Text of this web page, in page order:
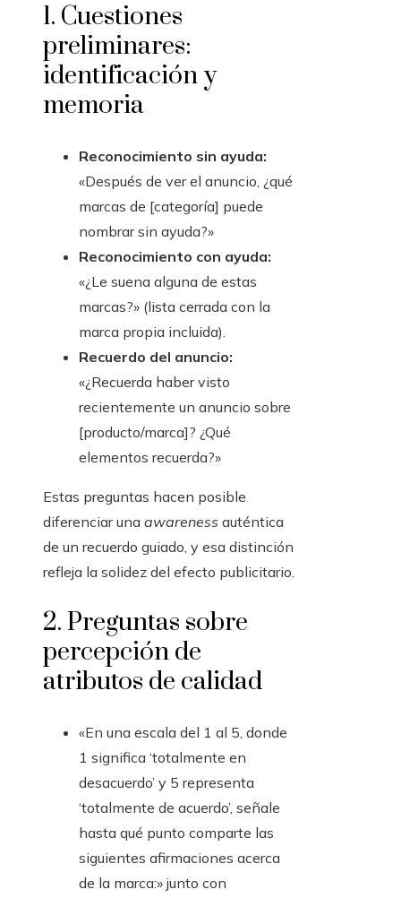
1. Cuestiones
preliminares:
identificación y
memoria
Reconocimiento sin ayuda:
«Después de ver el anuncio, ¿qué
marcas de [categoría] puede
nombrar sin ayuda?»
Reconocimiento con ayuda:
«¿Le suena alguna de estas
marcas?» (lista cerrada con la
marca propia incluida).
Recuerdo del anuncio:
«¿Recuerda haber visto
recientemente un anuncio sobre
[producto/marca]? ¿Qué
elementos recuerda?»
Estas preguntas hacen posible
diferenciar una awareness auténtica
de un recuerdo guiado, y esa distinción
refleja la solidez del efecto publicitario.
2. Preguntas sobre
percepción de
atributos de calidad
«En una escala del 1 al 5, donde
1 significa ‘totalmente en
desacuerdo’ y 5 representa
‘totalmente de acuerdo’, señale
hasta qué punto comparte las
siguientes afirmaciones acerca
de la marca:» junto con